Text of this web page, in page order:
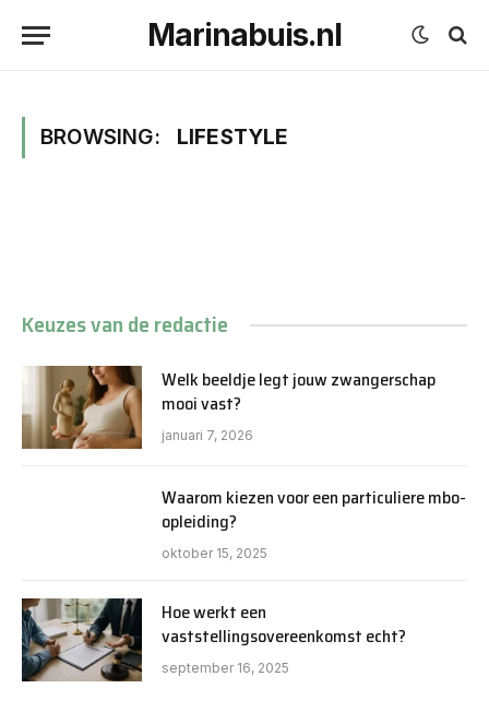
Marinabuis.nl
BROWSING: LIFESTYLE
Keuzes van de redactie
Welk beeldje legt jouw zwangerschap
mooi vast?
januari 7, 2026
Waarom kiezen voor een particuliere mbo-
opleiding?
oktober 15, 2025
Hoe werkt een
vaststellingsovereenkomst echt?
september 16, 2025